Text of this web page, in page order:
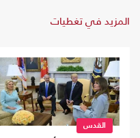
المزيد في تغطيات
القدس